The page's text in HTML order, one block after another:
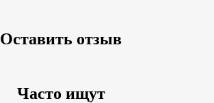
Оставить отзыв
Часто ищут